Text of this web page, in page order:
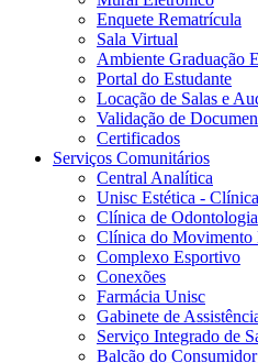
Enquete Rematrícula
Sala Virtual
Ambiente Graduação
Portal do Estudante
Locação de Salas e
Validação de
Certificados
Serviços Comunitários
Central Analítica
Unisc Estética -
Clínica de Odontologia
Clínica do Movimento
Complexo Esportivo
Conexões
Farmácia Unisc
Gabinete de
Serviço Integrado de
Balcão do